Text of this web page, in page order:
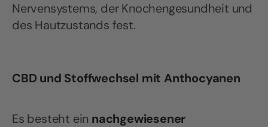
Nervensystems, der Knochengesundheit und
des Hautzustands fest.
CBD und Stoffwechsel mit Anthocyanen
Es besteht ein nachgewiesener